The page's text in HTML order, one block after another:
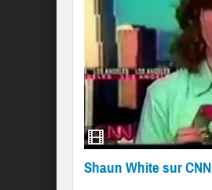
Shaun White sur CNN